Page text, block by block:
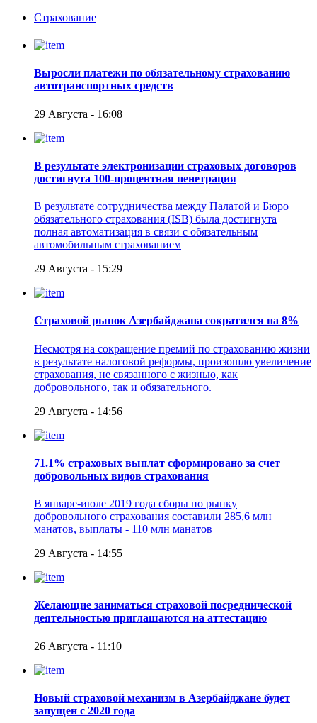
Страхование
Выросли платежи по обязательному страхованию
автотранспортных средств
29 Августа - 16:08
В результате электронизации страховых договоров
достигнута 100-процентная пенетрация
В результате сотрудничества между Палатой и Бюро
обязательного страхования (ISB) была достигнута
полная автоматизация в связи с обязательным
автомобильным страхованием
29 Августа - 15:29
Страховой рынок Азербайджана сократился на 8%
Несмотря на сокращение премий по страхованию жизни
в результате налоговой реформы, произошло увеличение
страхования, не связанного с жизнью, как
добровольного, так и обязательного.
29 Августа - 14:56
71.1% страховых выплат сформировано за счет
добровольных видов страхования
В январе-июле 2019 года сборы по рынку
добровольного страхования составили 285,6 млн
манатов, выплаты - 110 млн манатов
29 Августа - 14:55
Желающие заниматься страховой посреднической
деятельностью приглашаются на аттестацию
26 Августа - 11:10
Новый страховой механизм в Азербайджане будет
запущен с 2020 года